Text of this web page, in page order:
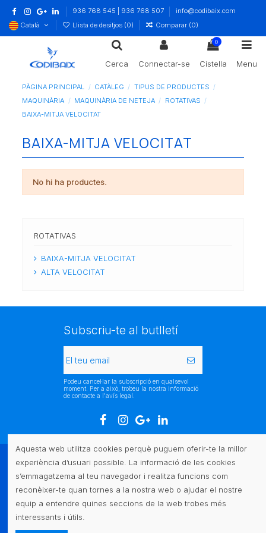
936 768 545 | 936 768 507
info@codibaix.com
Català
Llista de desitjos (0) Comparar (0)
Cerca Connectar-se
0
Cistella Menu
PÀGINA PRINCIPAL CATÀLEG
TIPUS DE PRODUCTES
MAQUINÀRIA
MAQUINÀRIA DE NETEJA
ROTATIVAS
BAIXA-MITJA VELOCITAT
BAIXA-MITJA VELOCITAT
No hi ha productes.
ROTATIVAS
BAIXA-MITJA VELOCITAT
ALTA VELOCITAT
Subscriu-te al butlletí
Podeu cancel·lar la subscripció en qualsevol
moment. Per a això, trobeu la nostra informació
de contacte a l'avís legal.
Atenció al client
Legal
Contacte
Aquesta web utilitza cookies perquè puguem oferir-te la millor
experiència d’usuari possible. La informació de les cookies
s’emmagatzema al teu navegador i realitza funcions com
reconèixer-te quan tornes a la nostra web o ajudar el nostre
equip a entendre quines seccions de la web trobes més
interessants i útils.